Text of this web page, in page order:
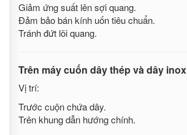
Giảm ứng suất lên sợi quang.
Đảm bảo bán kính uốn tiêu chuẩn.
Tránh đứt lõi quang.
Trên máy cuốn dây thép và dây inox
Vị trí:
Trước cuộn chứa dây.
Trên khung dẫn hướng chính.